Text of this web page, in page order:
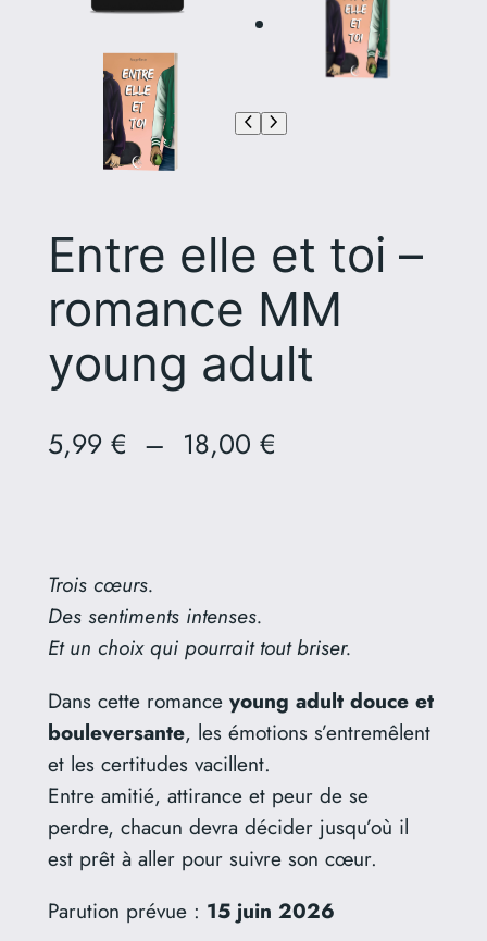
Entre elle et toi –
romance MM
young adult
5,99 € – 18,00 €
d
e
p
i
x
Trois cœurs.
Des sentiments intenses.
Et un choix qui pourrait tout briser.
Dans cette romance young adult douce et
bouleversante, les émotions s’entremêlent
et les certitudes vacillent.
Entre amitié, attirance et peur de se
perdre, chacun devra décider jusqu’où il
est prêt à aller pour suivre son cœur.
Parution prévue : 15 juin 2026